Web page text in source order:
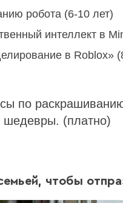
робота (6-10 лет)
интеллект в
в Roblox»
по
шедевры. (платно)
чтобы